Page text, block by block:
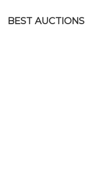
BEST AUCTIONS